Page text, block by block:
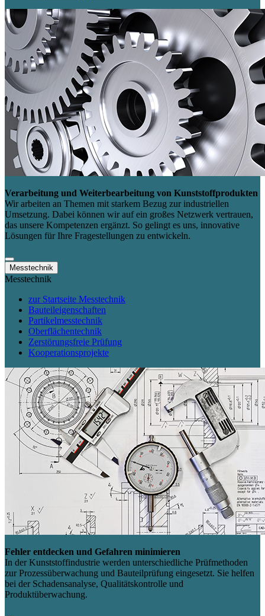
Verarbeitung und Weiterbearbeitung von Kunststoffprodukten
Wir arbeiten an Themen mit starkem Bezug zur industriellen
Umsetzung. Dabei können wir auf ein großes Netzwerk vertrauen,
das unsere Kompetenzen ergänzt. So gelingt es uns, innovative
Lösungen für Ihre Fragestellungen zu entwickeln.
Messtechnik
Messtechnik
zur Startseite Messtechnik
Bauteileigenschaften
Partikelmesstechnik
Oberflächentechnik
Zerstörungsfreie Prüfung
Kooperationsprojekte
Fehler entdecken und Gefahren minimieren
In der Kunststoffindustrie werden unterschiedliche Prüfmethoden
zur Prozessüberwachung und Bauteilprüfung eingesetzt. Sie helfen
bei der Schadensanalyse, Qualitätskontrolle und
Produktüberwachung.